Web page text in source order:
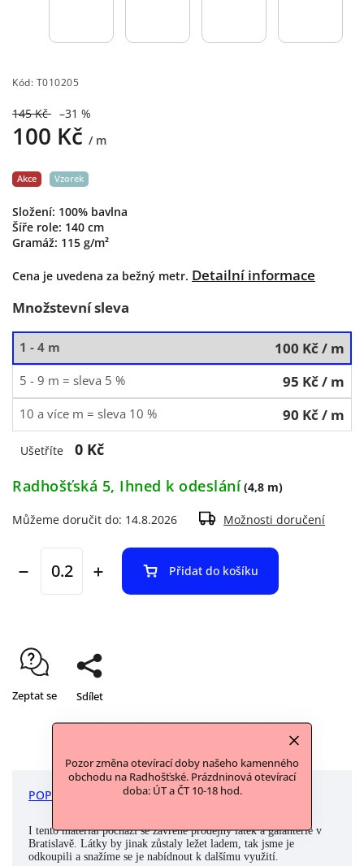
Pozor změna otevírací doby našeho kamenného
obchodu na Radhošťské. Prázdninová otevírací
doba: ÚT a ČT 10-18 hod.
Kód: T010205
145 Kč –31 %
100 Kč / m
Složení: 100% bavlna
Šíře role: 140 cm
Gramáž: 115 g/m²
Cena je uvedena za bežný metr. Detailní informace
Akce Vzorek
Množstevní sleva
1 - 4 m 100 Kč/ m
5 - 9 m = sleva 5 % 95 Kč/ m
10 a více m = sleva 10 % 90 Kč/ m
Ušetříte
0 Kč
Radhošťská 5, Ihned k odeslání (4,8 m)
Můžeme doručit do: 14.8.2026 Možnosti doručení
Přidat do košíku
Zeptat se Sdílet
POPIS DISKUZE
I tento materiál pochází se zavřené prodejny látek a galanterie v
Bratislavě. Látky by jinak zůstaly ležet ladem, tak jsme je
odkoupili a snažíme se je nabídnout k dalšímu využití.